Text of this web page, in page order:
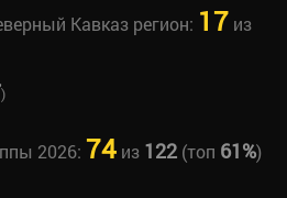
Кавказ регион: 17 из
)
2026: 74из 122(топ 61%)